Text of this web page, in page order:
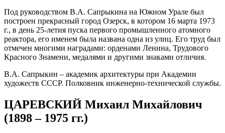
Под руководством В.А. Сапрыкина на Южном Урале был
построен прекрасный город Озерск, в котором 16 марта 1973
г., в день 25-летия пуска первого промышленного атомного
реактора, его именем была названа одна из улиц. Его труд был
отмечен многими наградами: орденами Ленина, Трудового
Красного Знамени, медалями и другими знаками отличия.
В.А. Сапрыкин – академик архитектуры при Академии
художеств СССР. Полковник инженерно-технической службы.
ЦАРЕВСКИЙ Михаил Михайлович
(1898 – 1975 гг.)